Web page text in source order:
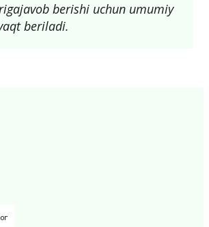
berishi uchun umumiy
beriladi.